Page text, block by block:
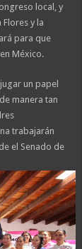
local, y
y la
para que
México.
un papel
manera tan
trabajarán
el Senado de